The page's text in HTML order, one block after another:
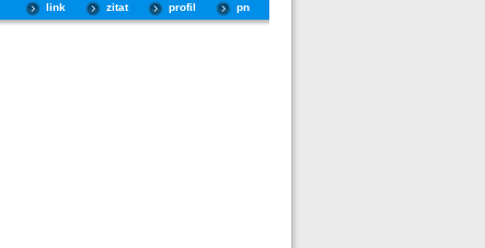
pn
profil
zitat
link